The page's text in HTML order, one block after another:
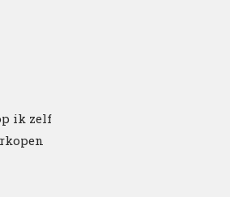
ik zelf